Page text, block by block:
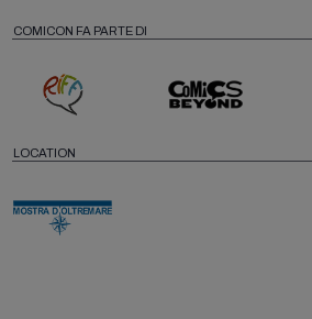
COMICON FA PARTE DI
LOCATION